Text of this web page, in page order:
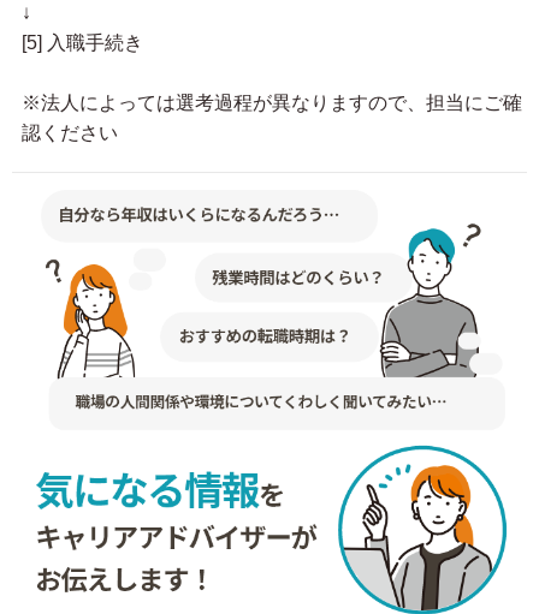
↓
[5] 入職手続き
※法人によっては選考過程が異なりますので、担当にご確
認ください